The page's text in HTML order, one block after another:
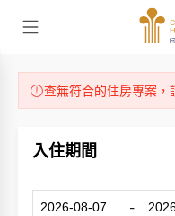
查無符合的住房專案，
入住期間
-